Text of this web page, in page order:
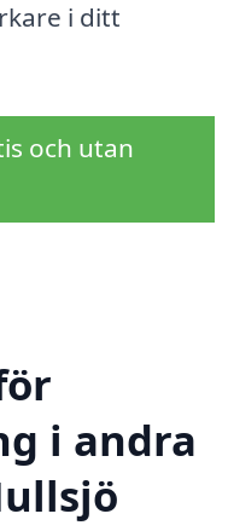
i ditt
och utan
i andra